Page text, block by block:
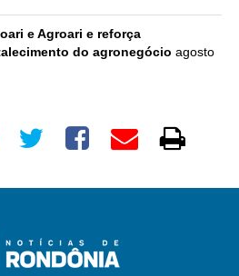
e Agroari e reforça
do agronegócio agosto